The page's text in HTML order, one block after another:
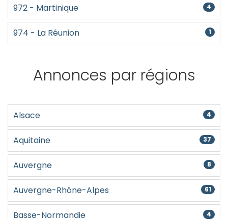
972 - Martinique 4
974 - La Réunion 1
Annonces par régions
Alsace 4
Aquitaine 37
Auvergne 8
Auvergne-Rhône-Alpes 61
Basse-Normandie 4